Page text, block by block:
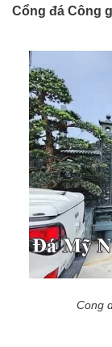
Cổng đá Công
Cong